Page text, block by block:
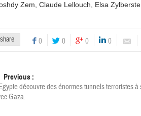
Zem, Claude Lellouch, Elsa
share 0 0 0 0
Previous :
découvre des énormes tunnels terroristes
Gaza.